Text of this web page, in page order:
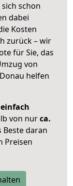
schon
dabei
Kosten
zurück – wir
für Sie, das
von
helfen
von nurca.
Beste daran
Preisen